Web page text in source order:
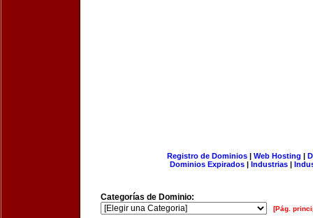
Registro de Dominios| Web Hosting |
Dominios Expirados | Industrias |
Categorías de Dominio:
[Pág.